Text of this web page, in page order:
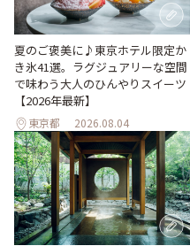
夏のご褒美に♪東京ホテル限定か
き氷41選。ラグジュアリーな空間
で味わう大人のひんやりスイーツ
【2026年最新】
東京都 2026.08.04